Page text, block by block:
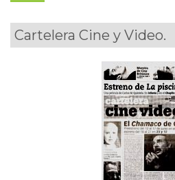
Cartelera Cine y Video.